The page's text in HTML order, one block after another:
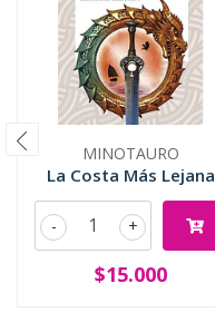
MINOTAURO
La Costa Más Lejana
+
-
$15.000